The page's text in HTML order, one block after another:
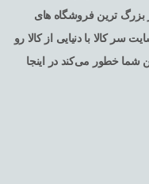
بزرگ ترین فروشگاه های
سر کالا با دنیایی از کالا رو
شما خطور می‌کند در اینجا